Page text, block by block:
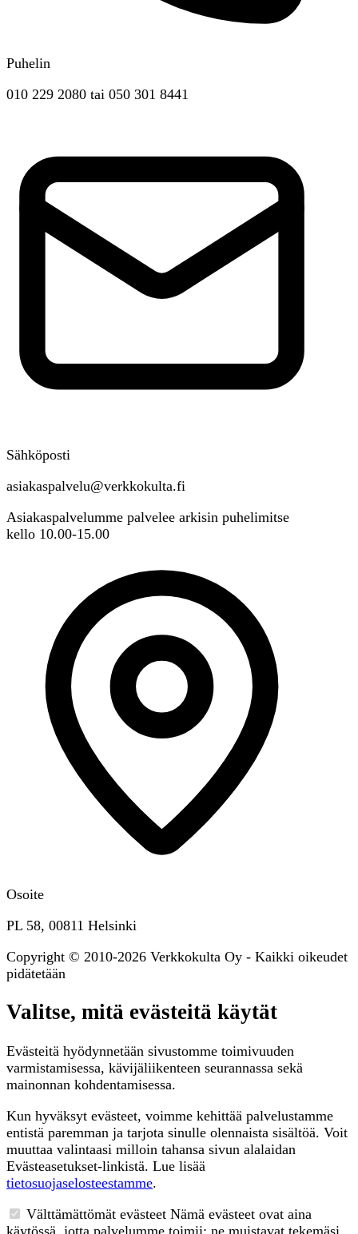
Puhelin
010 229 2080 tai 050 301 8441
Sähköposti
asiakaspalvelu@verkkokulta.fi
Asiakaspalvelumme palvelee arkisin puhelimitse
kello 10.00-15.00
Osoite
PL 58, 00811 Helsinki
Copyright © 2010-2026 Verkkokulta Oy - Kaikki oikeudet
pidätetään
Valitse, mitä evästeitä käytät
Evästeitä hyödynnetään sivustomme toimivuuden
varmistamisessa, kävijäliikenteen seurannassa sekä
mainonnan kohdentamisessa.
Kun hyväksyt evästeet, voimme kehittää palvelustamme
entistä paremman ja tarjota sinulle olennaista sisältöä. Voit
muuttaa valintaasi milloin tahansa sivun alalaidan
Evästeasetukset-linkistä. Lue lisää
tietosuojaselosteestamme.
Välttämättömät evästeet Nämä evästeet ovat aina
käytössä, jotta palvelumme toimii: ne muistavat tekemäsi